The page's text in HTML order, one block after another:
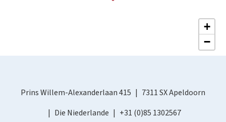
+
−
Prins Willem-Alexanderlaan 415
7311 SX Apeldoorn
Die Niederlande
+31 (0)85 1302567